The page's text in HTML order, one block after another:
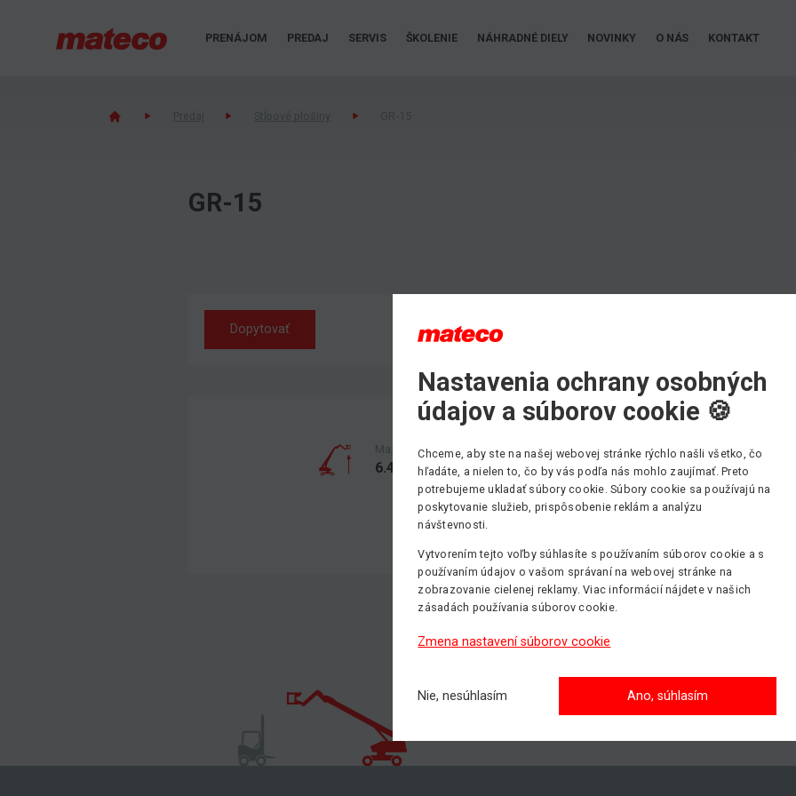
PRENÁJOM PREDAJ SERVIS ŠKOLENIE NÁHRADNÉ DIELY NOVINKY O NÁS KONTAKT
GR-15
Dopytovať
Max. pracovná výška
6.47 m
Min. stranový dosah
- m
Nastavenia ochrany osobných
údajov a súborov cookie 🍪
Chceme, aby ste na našej webovej stránke rýchlo našli všetko, čo
hľadáte, a nielen to, čo by vás podľa nás mohlo zaujímať. Preto
potrebujeme ukladať súbory cookie. Súbory cookie sa používajú na
poskytovanie služieb, prispôsobenie reklám a analýzu
návštevnosti.
Vytvorením tejto voľby súhlasíte s používaním súborov cookie a s
používaním údajov o vašom správaní na webovej stránke na
zobrazovanie cielenej reklamy. Viac informácií nájdete v našich
zásadách používania súborov cookie.
Zmena nastavení súborov cookie
Nie, nesúhlasím Ano, súhlasím